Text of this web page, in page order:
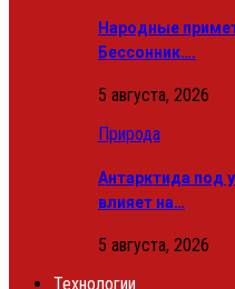
Народные
Бессонник….
5 августа, 2026
Природа
Антарктида под
влияет на…
5 августа, 2026
Технологии